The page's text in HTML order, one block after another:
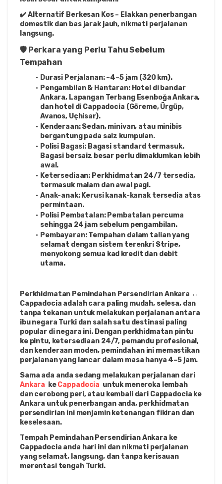
✔️ Alternatif Berkesan Kos – Elakkan penerbangan
domestik dan bas jarak jauh, nikmati perjalanan
langsung.
🛡️ Perkara yang Perlu Tahu Sebelum
Tempahan
Durasi Perjalanan: ~4–5 jam (320 km).
Pengambilan & Hantaran: Hotel di bandar
Ankara, Lapangan Terbang Esenboğa Ankara,
dan hotel di Cappadocia (Göreme, Ürgüp,
Avanos, Uçhisar).
Kenderaan: Sedan, minivan, atau minibis
bergantung pada saiz kumpulan.
Polisi Bagasi: Bagasi standard termasuk.
Bagasi bersaiz besar perlu dimaklumkan lebih
awal.
Ketersediaan: Perkhidmatan 24/7 tersedia,
termasuk malam dan awal pagi.
Anak-anak: Kerusi kanak-kanak tersedia atas
permintaan.
Polisi Pembatalan: Pembatalan percuma
sehingga 24 jam sebelum pengambilan.
Pembayaran: Tempahan dalam talian yang
selamat dengan sistem terenkri Stripe,
menyokong semua kad kredit dan debit
utama.
Perkhidmatan Pemindahan Persendirian Ankara ↔
Cappadocia adalah cara paling mudah, selesa, dan
tanpa tekanan untuk melakukan perjalanan antara
ibu negara Turki dan salah satu destinasi paling
popular di negara ini. Dengan perkhidmatan pintu
ke pintu, ketersediaan 24/7, pemandu profesional,
dan kenderaan moden, pemindahan ini memastikan
perjalanan yang lancar dalam masa hanya 4–5 jam.
Sama ada anda sedang melakukan perjalanan dari
Ankara ke Cappadocia untuk meneroka lembah
dan cerobong peri, atau kembali dari Cappadocia ke
Ankara untuk penerbangan anda, perkhidmatan
persendirian ini menjamin ketenangan fikiran dan
keselesaan.
Tempah Pemindahan Persendirian Ankara ke
Cappadocia anda hari ini dan nikmati perjalanan
yang selamat, langsung, dan tanpa kerisauan
merentasi tengah Turki.